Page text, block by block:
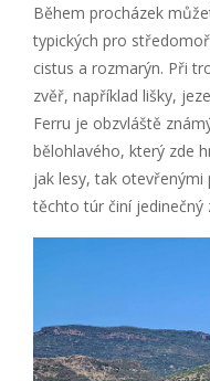
Během procházek
typických pro
cistus a rozmarýn. Při
zvěř, například lišky,
Ferru je obzvláště
bělohlavého, který zde
jak lesy, tak
těchto túr činí jedinečný